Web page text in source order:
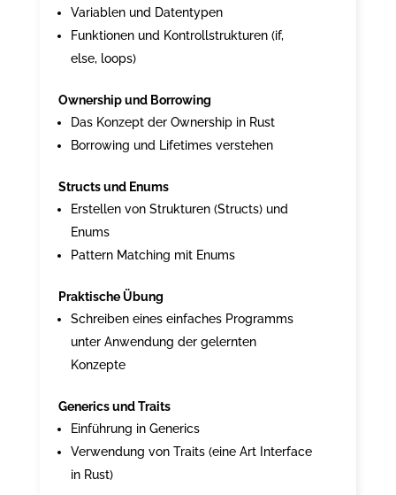
Variablen und Datentypen
Funktionen und Kontrollstrukturen (if,
else, loops)
Ownership und Borrowing
Das Konzept der Ownership in Rust
Borrowing und Lifetimes verstehen
Structs und Enums
Erstellen von Strukturen (Structs) und
Enums
Pattern Matching mit Enums
Praktische Übung
Schreiben eines einfaches Programms
unter Anwendung der gelernten
Konzepte
Generics und Traits
Einführung in Generics
Verwendung von Traits (eine Art Interface
in Rust)